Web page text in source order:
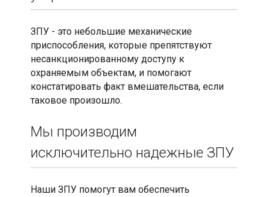
ЗПУ - это небольшие механические
приспособления, которые препятствуют
несанкционированному доступу к
охраняемым объектам, и помогают
констатировать факт вмешательства, если
таковое произошло.
Мы производим
исключительно надежные ЗПУ
Наши ЗПУ помогут вам обеспечить